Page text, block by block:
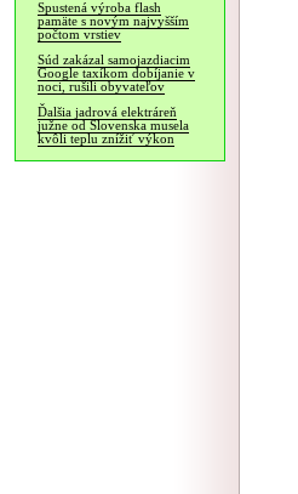
Spustená výroba flash
pamäte s novým najvyšším
počtom vrstiev
Súd zakázal samojazdiacim
Google taxíkom dobíjanie v
noci, rušili obyvateľov
Ďalšia jadrová elektráreň
južne od Slovenska musela
kvôli teplu znížiť výkon